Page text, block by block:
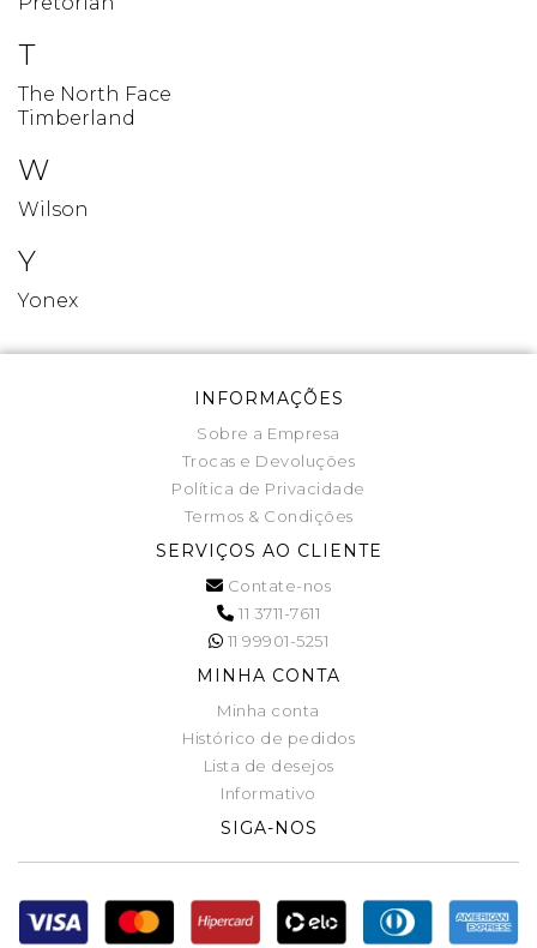
T
The North Face
Timberland
W
Wilson
Y
Yonex
INFORMAÇÕES
Sobre a Empresa
Trocas e Devoluções
Política de Privacidade
Termos & Condições
SERVIÇOS AO CLIENTE
Contate-nos
11 3711-7611
11 99901-5251
MINHA CONTA
Minha conta
Histórico de pedidos
Lista de desejos
Informativo
SIGA-NOS